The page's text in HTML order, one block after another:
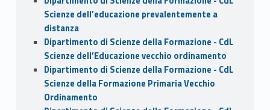
Scienze dell’educazione prevalentemente a
distanza
Dipartimento di Scienze della Formazione - CdL
Scienze dell’Educazione vecchio ordinamento
Dipartimento di Scienze della Formazione - CdL
Scienze della Formazione Primaria Vecchio
Ordinamento